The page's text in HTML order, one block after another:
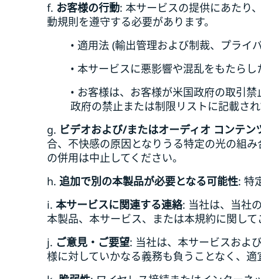
f. お客様の行動: 本サービスの提供にあたり
動規則を遵守する必要があります。
• 適用法 (輸出管理および制裁、プライ
• 本サービスに悪影響や混乱をもたら
• お客様は、お客様が米国政府の取引
政府の禁止または制限リストに記載さ
g. ビデオおよび/またはオーディオ コンテン
合、不快感の原因となりうる特定の光の組
の併用は中止してください。
h. 追加で別の本製品が必要となる可能性: 特
i. 本サービスに関連する連絡: 当社は、当社
本製品、本サービス、または本規約に関し
j. ご意見・ご要望: 当社は、本サービスおよ
様に対していかなる義務も負うことなく、適